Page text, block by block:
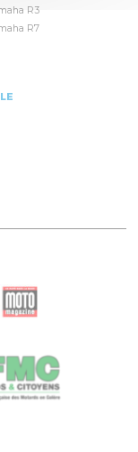
R3
R7